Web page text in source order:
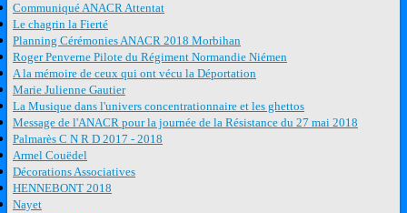
Communiqué ANACR Attentat
Le chagrin la Fierté
Planning Cérémonies ANACR 2018 Morbihan
Roger Penverne Pilote du Régiment Normandie Niémen
A la mémoire de ceux qui ont vécu la Déportation
Marie Julienne Gautier
La Musique dans l'univers concentrationnaire et les ghettos
Message de l'ANACR pour la journée de la Résistance du 27 mai 2018
Palmarès C N R D 2017 - 2018
Armel Couëdel
Décorations Associatives
HENNEBONT 2018
Nayet